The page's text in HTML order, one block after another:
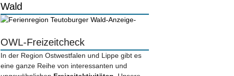
Wald
-Anzeige-
OWL-Freizeitcheck
In der Region Ostwestfalen und Lippe gibt es
eine ganze Reihe von interessanten und